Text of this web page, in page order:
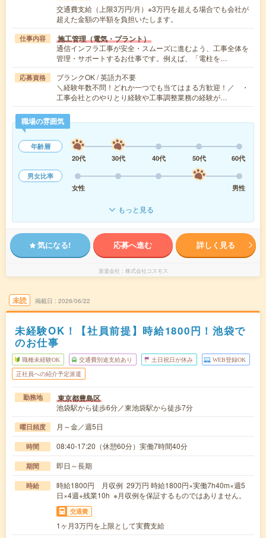
交通費支給（上限3万円/月）※3万円を超える場合でも会社が
超えた金額の半額を負担いたします。
仕事内容 施工管理（電気・プラント）
通信インフラ工事が安全・スムーズに進むよう、工事全体を
管理・サポートするお仕事です。例えば、「電柱を…
応募資格
ブランクOK / 英語力不要
＼経験年数不問！どれか一つでも当てはまる方歓迎！／ ・
工事会社とのやりとり経験や工事調整業務の経験が…
職場の雰囲気
年齢層
20代
30代 40代 50代
60代
男女比率
女性
男性
もっと見る
気になる! 応募へ進む 詳しく見る
派遣会社 株式会社コスモス
未読 掲載日 2026/06/22
未経験OK！【社員前提】時給1800円！池袋で
のお仕事
職種未経験OK 交通費別途支給あり 土日祝日が休み WEB登録OK
正社員への紹介予定派遣
勤務地 東京都豊島区
池袋駅から徒歩6分／東池袋駅から徒歩7分
曜日頻度 月～金／週5日
時間 08:40-17:20（休憩60分）実働7時間40分
期間 即日～長期
時給
時給1800円 月収例 29万円 時給1800円×実働7h40m×週5
日×4週+残業10h ※月収例を保証するものではありません。
交通費
1ヶ月3万円を上限として実費支給